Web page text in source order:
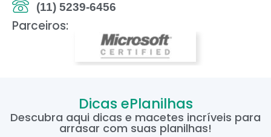
(11) 5239-6456
Parceiros:
Dicas ePlanilhas
Descubra aqui dicas e macetes incríveis para
arrasar com suas planilhas!